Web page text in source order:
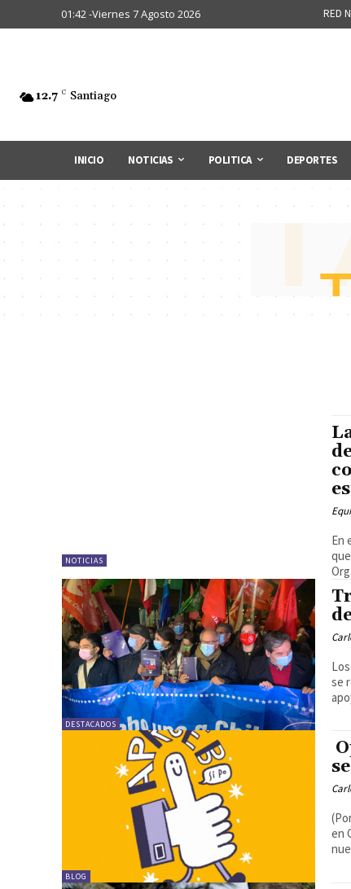
01:42 -Viernes 7 Agosto 2026 RED
12.7 C Santiago
INICIO NOTICIAS POLITICA DEPORTES
NOTICIAS
En
DESTACADOS
se
BLOG
en